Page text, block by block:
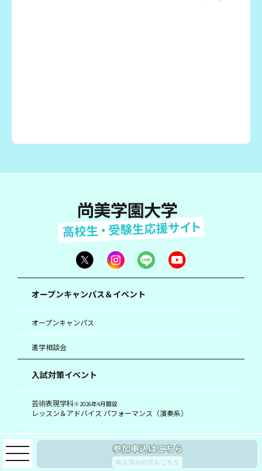
申込済みの方もこちら
オープンキャンパス＆イベント
オープンキャンパス
進学相談会
入試対策イベント
芸術表現学科※2026年4月開設
レッスン＆アドバイス パフォーマンス（演奏系）
芸術表現学科※2026年4月開設
レッスン＆アドバイス パフォーマンス（舞台系）